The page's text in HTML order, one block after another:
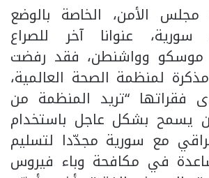
الأمن، الخاصة بالوضع
عنوانا آخر للصراع
موسكو وواشنطن، فقد رفضت
لمنظمة الصحة العالمية،
“تريد المنظمة من
يسمح بشكل عاجل باستخدام
مع سورية مجدّدا لتسليم
في مكافحة وباء فيروس